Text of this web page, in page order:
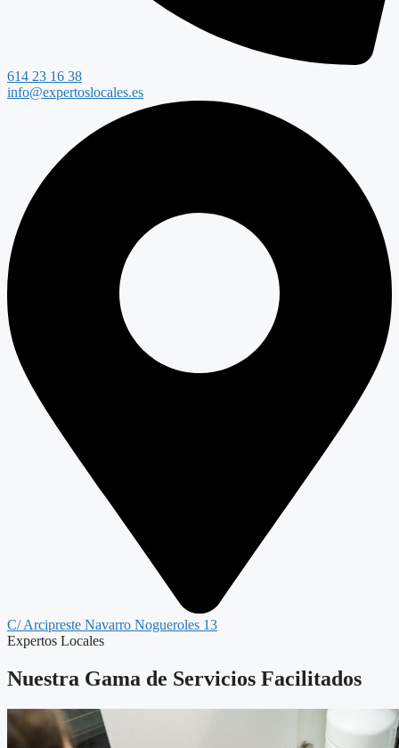
614 23 16 38
info@expertoslocales.es
C/ Arcipreste Navarro Nogueroles 13
Expertos Locales
Nuestra Gama de Servicios Facilitados